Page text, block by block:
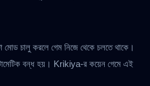
মোড চালু করলে গেম নিজে থেকে চলতে থাকে।
অটোমেটিক বন্ধ হয়। Krikiya-র কয়েন গেমে এই